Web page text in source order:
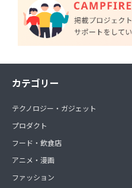
カテゴリー
テクノロジー・ガジェット
プロダクト
フード・飲食店
アニメ・漫画
ファッション